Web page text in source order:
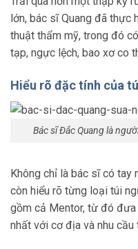
lớn, bác sĩ Quang đã thực
thuật thẩm mỹ, trong đó
tạp, ngực lệch, bao xơ co
Hiểu rõ đặc tính của
Bác sĩ Đắc Quang là
Không chỉ là bác sĩ có tay
còn hiểu rõ từng loại túi
gồm cả Mentor, từ đó
nhất với cơ địa và nhu cầu